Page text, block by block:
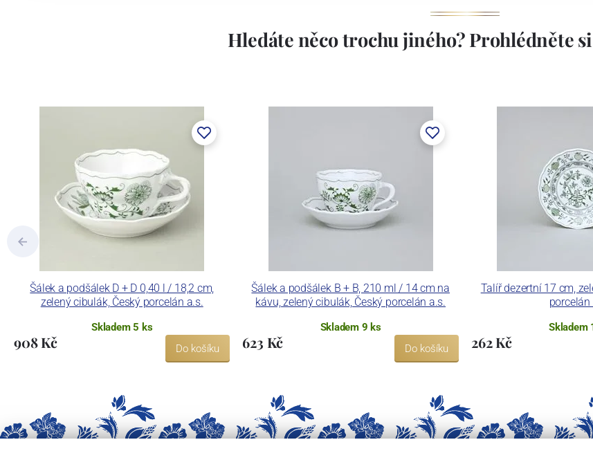
Hledáte něco trochu jiného? Prohlédněte
Šálek a podšálek D + D 0,40 l / 18,2 cm,
zelený cibulák, Český porcelán a.s.
Skladem 5 ks
908 Kč Do košíku
Šálek a podšálek B + B, 210 ml / 14 cm na
kávu, zelený cibulák, Český porcelán a.s.
Skladem 9 ks
623 Kč Do košíku
Talíř dezertní 17 cm,
porcelán
Skladem
262 Kč